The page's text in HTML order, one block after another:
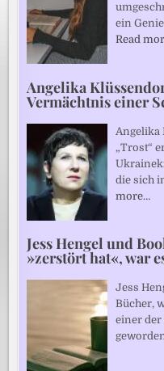
ein
Read
Angelika
Vermächtnis einer
Angelika
„Trost“
die sich
more…
Jess Hengel und
»zerstört hat«, war
Jess
Bücher,
einer